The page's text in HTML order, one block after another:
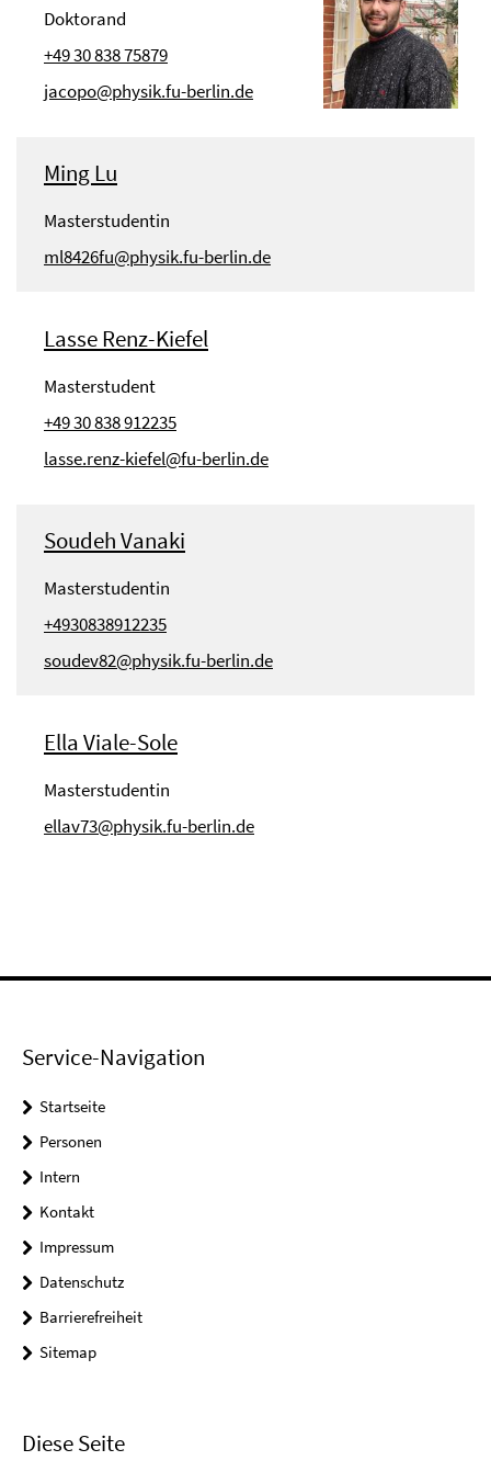
Doktorand
+49 30 838 75879
jacopo@physik.fu-berlin.de
Ming Lu
Masterstudentin
ml8426fu@physik.fu-berlin.de
Lasse Renz-Kiefel
Masterstudent
+49 30 838 912235
lasse.renz-kiefel@fu-berlin.de
Soudeh Vanaki
Masterstudentin
+4930838912235
soudev82@physik.fu-berlin.de
Ella Viale-Sole
Masterstudentin
ellav73@physik.fu-berlin.de
Service-Navigation
Startseite
Personen
Intern
Kontakt
Impressum
Datenschutz
Barrierefreiheit
Sitemap
Diese Seite